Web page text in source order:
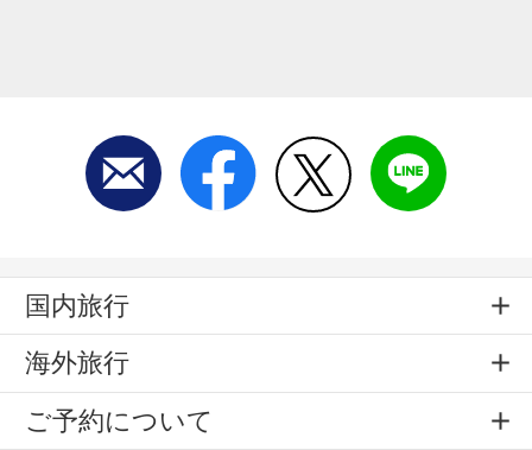
国内旅行
海外旅行
ご予約について